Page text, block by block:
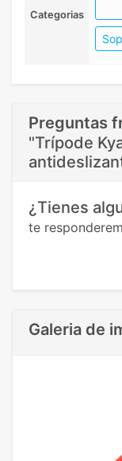
Categorias
Preguntas
"Trípode
¿Tienes
te
Galeria de